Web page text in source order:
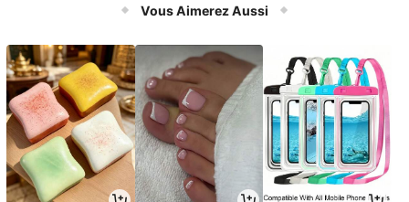
Vous Aimerez Aussi